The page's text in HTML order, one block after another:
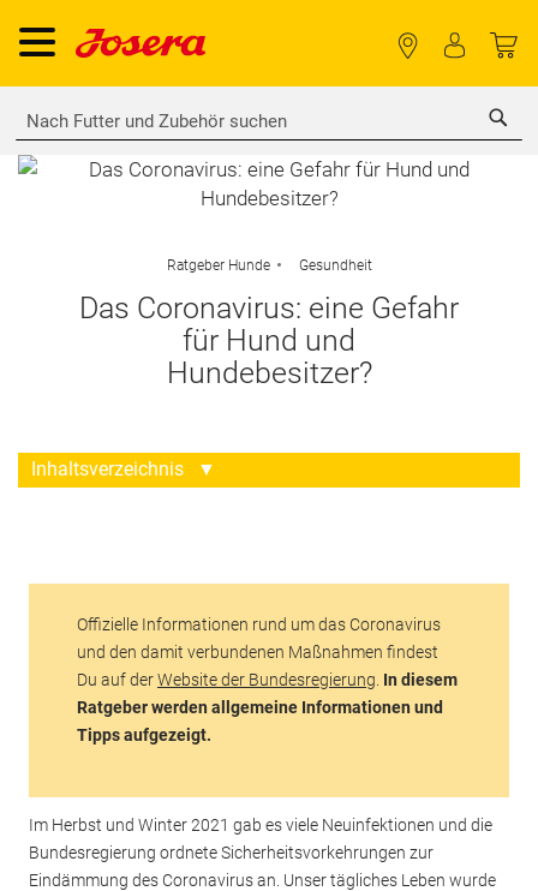
Ratgeber Hunde Gesundheit
Das Coronavirus: eine Gefahr
für Hund und
Hundebesitzer?
Inhaltsverzeichnis ▼
Offizielle Informationen rund um das Coronavirus
und den damit verbundenen Maßnahmen findest
Du auf derWebsite der Bundesregierung In diesem
Ratgeber werden allgemeine Informationen und
Tipps aufgezeigt.
Im Herbst und Winter 2021 gab es viele Neuinfektionen und die
Bundesregierung ordnete Sicherheitsvorkehrungen zur
Eindämmung des Coronavirus an. Unser tägliches Leben wurde